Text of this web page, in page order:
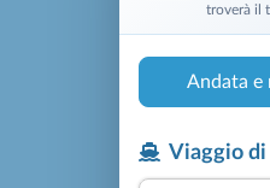
troverà il
Andata e
Viaggio di